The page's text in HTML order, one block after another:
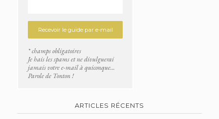
* champs obligatoires
Je hais les spams et ne divulguerai
jamais votre e-mail à quiconque...
Parole de Tonton !
ARTICLES RÉCENTS